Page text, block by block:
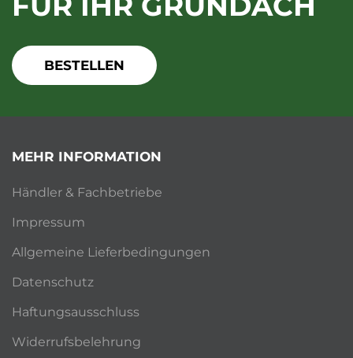
BESTELLEN
MEHR INFORMATION
Händler & Fachbetriebe
Impressum
Allgemeine Lieferbedingungen
Datenschutz
Haftungsausschluss
Widerrufsbelehrung